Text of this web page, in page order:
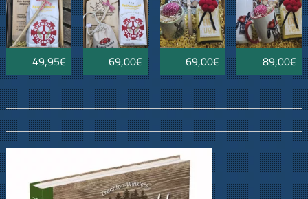
49,95€ 69,00€ 69,00€ 89,00€